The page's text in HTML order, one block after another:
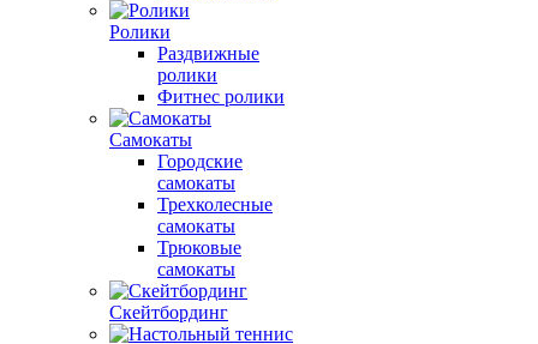
Ролики
Раздвижные
ролики
Фитнес ролики
Самокаты
Городские
самокаты
Трехколесные
самокаты
Трюковые
самокаты
Скейтбординг